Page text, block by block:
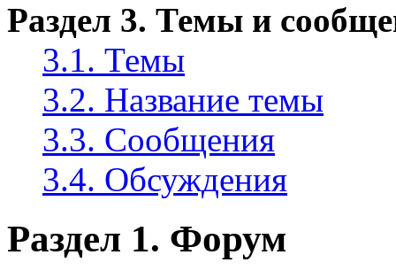
Раздел 3. Темы и
3.1. Темы
3.2. Название темы
3.3. Сообщения
3.4. Обсуждения
Раздел 1. Форум